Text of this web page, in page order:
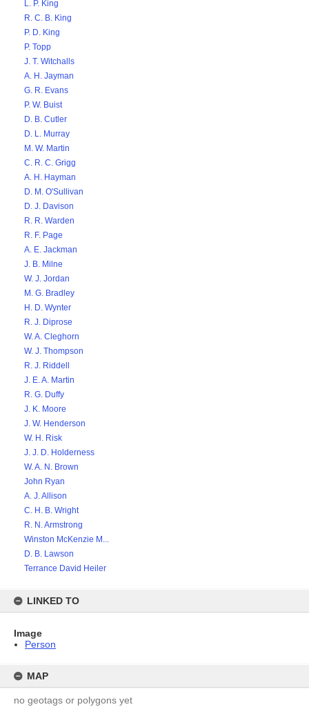
L. P. King
R. C. B. King
P. D. King
P. Topp
J. T. Witchalls
A. H. Jayman
G. R. Evans
P. W. Buist
D. B. Cutler
D. L. Murray
M. W. Martin
C. R. C. Grigg
A. H. Hayman
D. M. O'Sullivan
D. J. Davison
R. R. Warden
R. F. Page
A. E. Jackman
J. B. Milne
W. J. Jordan
M. G. Bradley
H. D. Wynter
R. J. Diprose
W. A. Cleghorn
W. J. Thompson
R. J. Riddell
J. E. A. Martin
R. G. Duffy
J. K. Moore
J. W. Henderson
W. H. Risk
J. J. D. Holderness
W. A. N. Brown
John Ryan
A. J. Allison
C. H. B. Wright
R. N. Armstrong
Winston McKenzie M...
D. B. Lawson
Terrance David Heiler
LINKED TO
Image
Person
MAP
no geotags or polygons yet